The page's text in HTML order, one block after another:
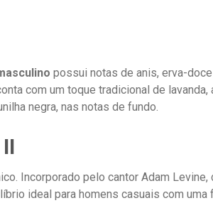
possui notas de anis, erva-
com um toque tradicional de lavanda,
negra, nas notas de fundo.
Incorporado pelo cantor Adam Levine,
ideal para homens casuais com uma